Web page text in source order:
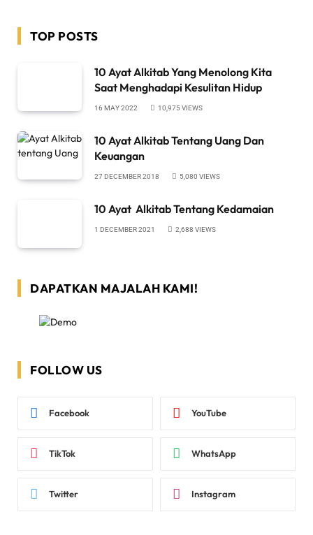
TOP POSTS
10 Ayat Alkitab Yang Menolong Kita
Saat Menghadapi Kesulitan Hidup
16 MAY 2022 10,975VIEWS
10 Ayat Alkitab Tentang Uang Dan
Keuangan
27 DECEMBER 2018 5,080 VIEWS
10 Ayat Alkitab Tentang Kedamaian
1 DECEMBER 2021 2,688 VIEWS
DAPATKAN MAJALAH KAMI!
FOLLOW US
Facebook YouTube
TikTok WhatsApp
Twitter Instagram